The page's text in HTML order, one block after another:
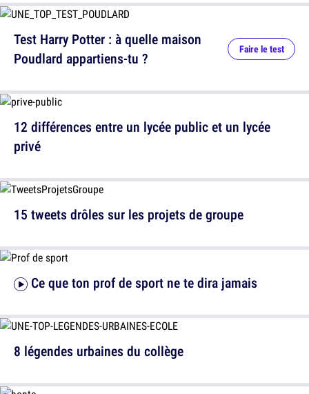
12 différences entre un lycée public et un lycée
privé
Ce que ton prof de sport ne te dira jamais
Test Harry Potter : à quelle maison
Poudlard appartiens-tu ?
Faire le test
15 tweets drôles sur les projets de groupe
8 légendes urbaines du collège